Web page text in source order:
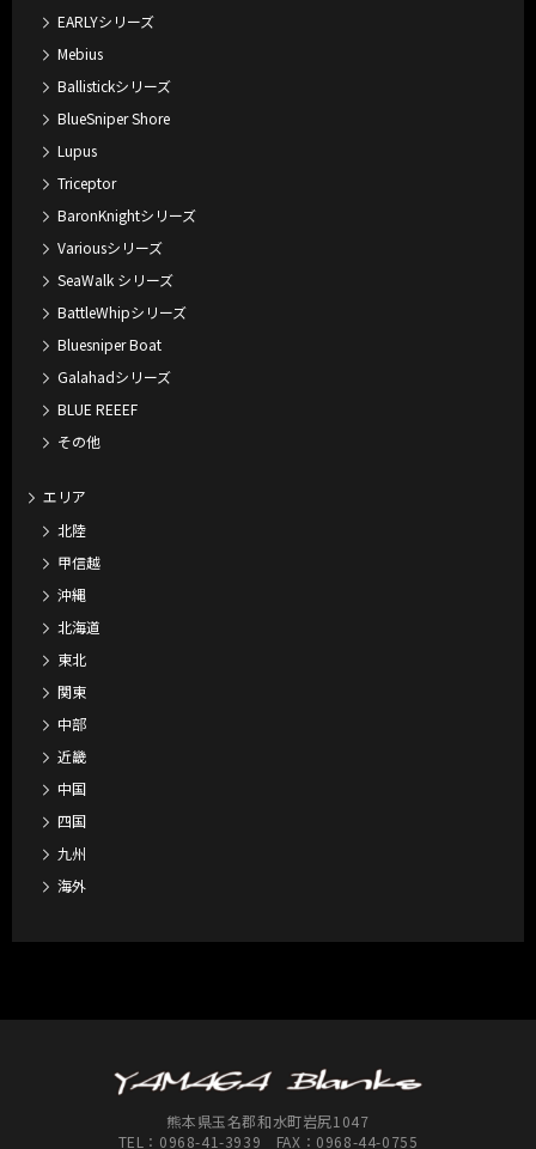
EARLYシリーズ
Mebius
Ballistickシリーズ
BlueSniper Shore
Lupus
Triceptor
BaronKnightシリーズ
Variousシリーズ
SeaWalk シリーズ
BattleWhipシリーズ
Bluesniper Boat
Galahadシリーズ
BLUE REEEF
その他
エリア
北陸
甲信越
沖縄
北海道
東北
関東
中部
近畿
中国
四国
九州
海外
熊本県玉名郡和水町岩尻1047
TEL： 0968-41-3939 FAX：0968-44-0755